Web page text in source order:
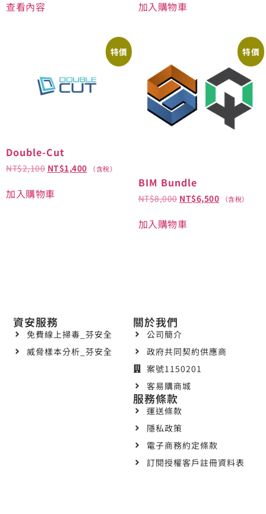
查看內容 加入購物車
特價
Double-Cut
NT$2,100 NT$1,400 （含稅）
加入購物車
特價
BIM Bundle
NT$8,000 NT$6,500 （含稅）
加入購物車
關於我們
公司簡介
政府共同契約供應商
案號1150201
客易購商城
資安服務
免費線上掃毒_芬安全
威脅樣本分析_芬安全
服務條款
運送條款
隱私政策
電子商務約定條款
訂閱授權客戶註冊資料表